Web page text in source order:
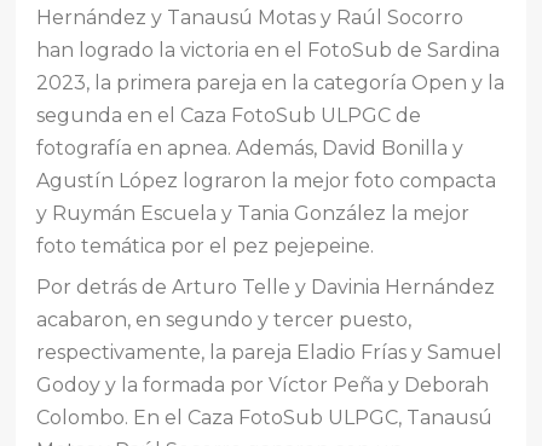
Hernández y Tanausú Motas y Raúl Socorro
han logrado la victoria en el FotoSub de Sardina
2023, la primera pareja en la categoría Open y la
segunda en el Caza FotoSub ULPGC de
fotografía en apnea. Además, David Bonilla y
Agustín López lograron la mejor foto compacta
y Ruymán Escuela y Tania González la mejor
foto temática por el pez pejepeine.
Por detrás de Arturo Telle y Davinia Hernández
acabaron, en segundo y tercer puesto,
respectivamente, la pareja Eladio Frías y Samuel
Godoy y la formada por Víctor Peña y Deborah
Colombo. En el Caza FotoSub ULPGC, Tanausú